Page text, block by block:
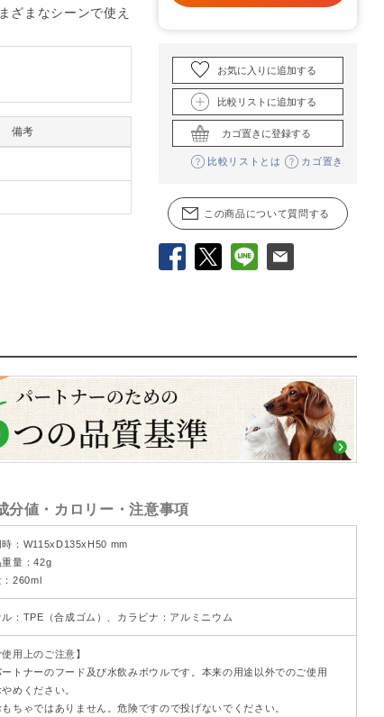
ざまなシーンで使え
備考
お気に入りに追加する
比較リストに追加する
カゴ置きに登録する
比較リストとは カゴ置き
この商品について質問する
Facebook LINE
分値・カロリー・注意事項
時：W115xD135xH50 mm
重量：42g
260ml
ル：TPE（合成ゴム）、カラビナ：アルミニウム
使用上のご注意】
ートナーのフード及び水飲みボウルです。本来の用途以外でのご使用
めください。
もちゃではありません。危険ですので投げないでください。